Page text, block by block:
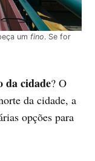
umfino. Se for
da cidade? O
da cidade, a
opções para